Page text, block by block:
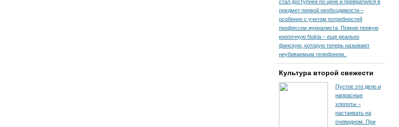
стал доступней по цене и превратился в
предмет первой необходимости –
особенно с учетом потребностей
профессии журналиста. Помню первую
кнопочную Nokia – еще реально
финскую, которую теперь называют
неубиваемым телефоном.
Культура второй свежести
Пустое это дело и
напрасные
хлопоты –
настаивать на
очевидном. При